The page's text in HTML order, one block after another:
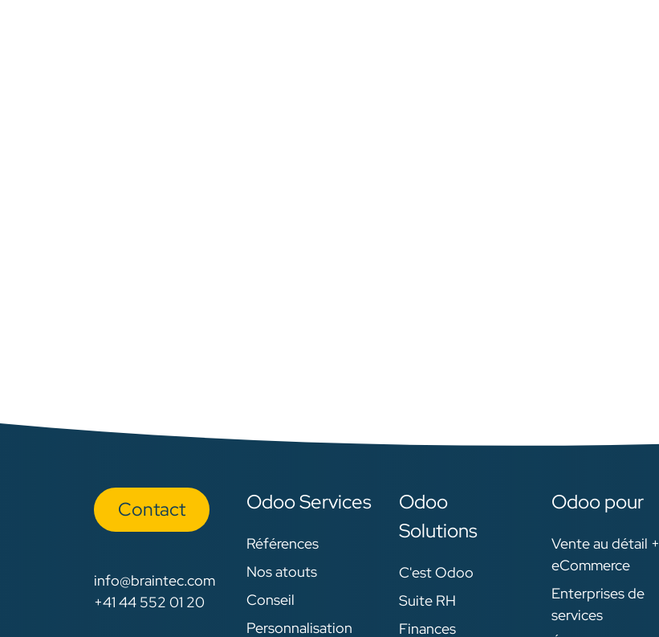
Con​​​​tact
info@braintec.com
+41 44 552 01 20
Odoo Services
Références
Nos atouts
Conseil
Personnalisation
Odoo
Solutions
C'est Odoo
Suite RH
Finances
Odoo pour
Vente au détail +
eCommerce
Enterprises de
services